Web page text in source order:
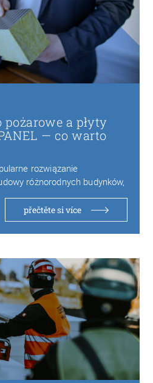
a płyty
— co warto
rozwiązanie
różnorodnych budynków,
po…
přečtěte si více